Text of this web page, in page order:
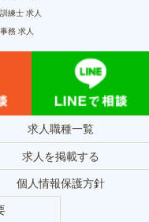
練士 求人
務 求人
求人職種一覧
求人を掲載する
個人情報保護方針